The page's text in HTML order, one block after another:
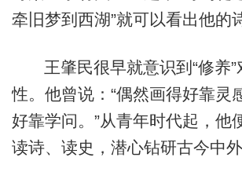
牵旧梦到西湖”就可以看出他的
王肇民很早就意识到“修养
性。他曾说：“偶然画得好靠灵
好靠学问。”从青年时代起，他
读诗、读史，潜心钻研古今中外